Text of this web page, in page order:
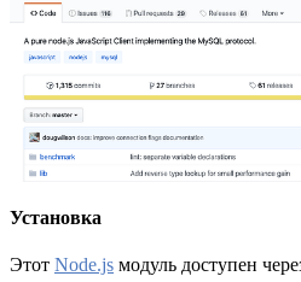
Установка
Этот Node.js модуль доступен